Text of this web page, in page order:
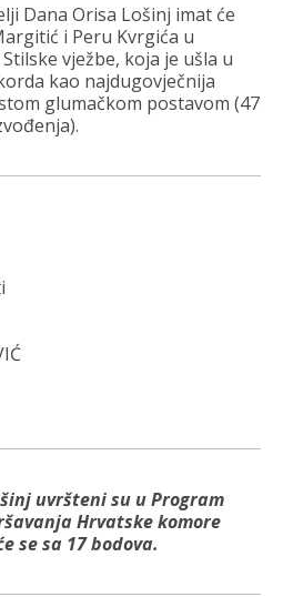
Dana Orisa Lošinj imat će
i Peru Kvrgića u
vježbe, koja je ušla u
kao najdugovječnija
glumačkom postavom (47
uvršteni su u Program
Hrvatske komore
se sa 17 bodova.